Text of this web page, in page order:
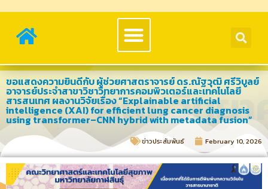
ขอแสดงความยินดีกับ ผู้ช่วยศาสตราจารย์ ดร.ณัฐวุฒิ ศรีวิบูลย์
อาจารย์ประจำสาขาวิชาวิทยาการคอมพิวเตอร์และเทคโนโลยี
สารสนเทศ ผลงานวิจัยเรื่อง “Explainable artificial
intelligence (XAI) for efficient lung cancer diagnosis
using transformer–CNN hybrid with metadata fusion”
ข่าวประสัมพันธ์​ February 10, 2026